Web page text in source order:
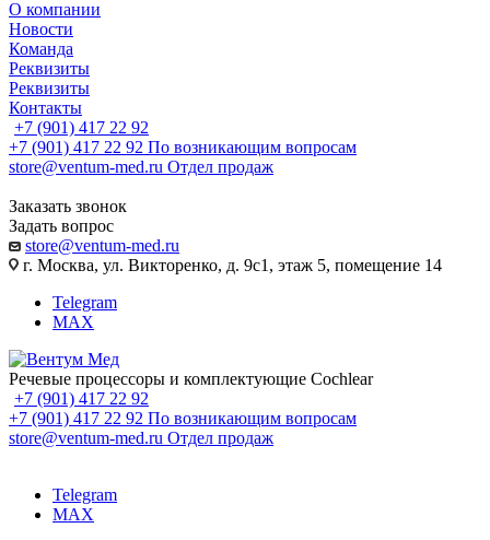
О компании
Новости
Команда
Реквизиты
Реквизиты
Контакты
+7 (901) 417 22 92
+7 (901) 417 22 92 По возникающим вопросам
store@ventum-med.ru Отдел продаж
Заказать звонок
Задать вопрос
store@ventum-med.ru
г. Москва, ул. Викторенко, д. 9с1, этаж 5, помещение 14
Telegram
MAX
Речевые процессоры и комплектующие Cochlear
+7 (901) 417 22 92
+7 (901) 417 22 92 По возникающим вопросам
store@ventum-med.ru Отдел продаж
Telegram
MAX